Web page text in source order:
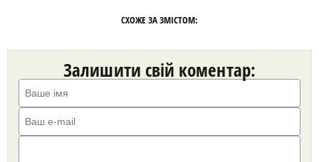
СХОЖЕ ЗА ЗМІСТОМ:
Залишити свій коментар: